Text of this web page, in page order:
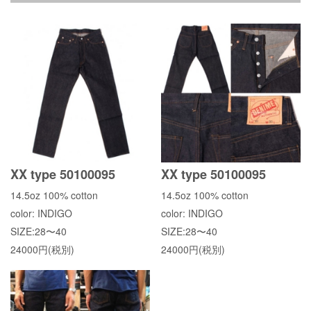
XX type 50100095
14.5oz 100% cotton
color: INDIGO
SIZE:28〜40
24000円(税別)
XX type 50100095
14.5oz 100% cotton
color: INDIGO
SIZE:28〜40
24000円(税別)